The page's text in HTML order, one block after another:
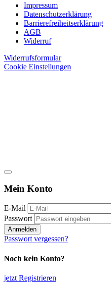
Impressum
Datenschutzerklärung
Barrierefreiheitserklärung
AGB
Widerruf
Widerrufsformular
Cookie Einstellungen
Mein Konto
E-Mail
Passwort
Anmelden
Passwort vergessen?
Noch kein Konto?
jetzt Registrieren